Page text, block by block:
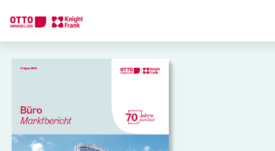
Wir finden Ihre
Sagen Sie uns was Sie suchen und wir finden Ihre
Wie möchten Sie uns kontaktieren?